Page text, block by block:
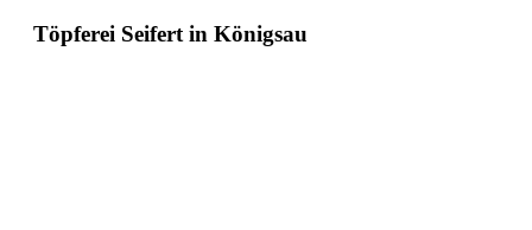
Töpferei Seifert in Königsau